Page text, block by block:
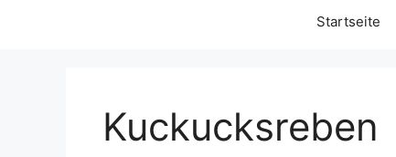
Startseite
Kuckucksreben